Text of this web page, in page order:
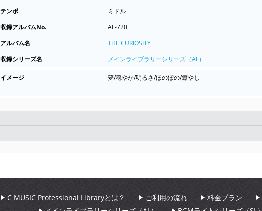
テンポ
ミドル
収録アルバムNo.
AL-720
アルバム名
THE CURIOSITY
収録シリーズ名
メインライブラリーシリーズ（AL）
イメージ 夢/穏やか/明るさ/ほのぼの/癒やし
C MUSIC Professional Libraryとは？ ご利用の流れ 料金プラン